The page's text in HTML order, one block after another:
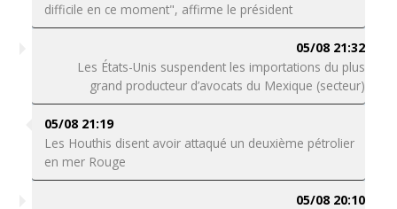
difficile en ce moment", affirme le président
05/08 21:32
Les États-Unis suspendent les importations du plus
grand producteur d’avocats du Mexique (secteur)
05/08 21:19
Les Houthis disent avoir attaqué un deuxième pétrolier
en mer Rouge
05/08 20:10